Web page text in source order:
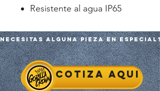
Resistente al agua IP65
Necesitas alguna pieza en especial?
Cotiza aqui